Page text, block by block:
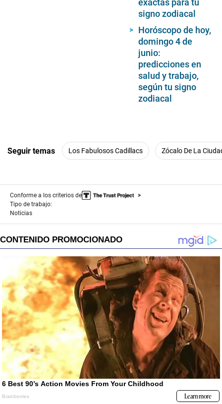
exactas para tu
signo zodiacal
Horóscopo de hoy,
domingo 4 de
junio:
predicciones en
salud y trabajo,
según tu signo
zodiacal
Seguir temas Los Fabulosos Cadillacs Zócalo De La
Conforme a los criterios de
Tipo de trabajo:
Noticias